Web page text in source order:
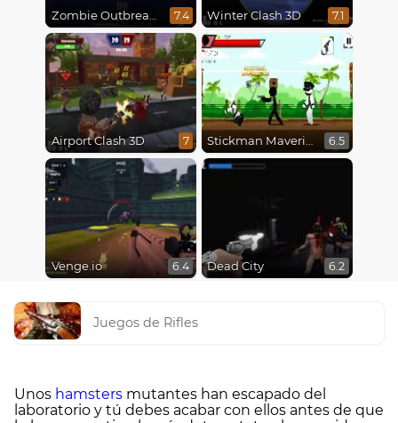
Zombie Outbreak Arena 7.4 Winter Clash 3D 7.1
Airport Clash 3D 7 Stickman Maverick: Bad Boys Killer 6.5
Venge.io 6.4 Dead City 6.2
Juegos de Rifles
Unos hamsters mutantes han escapado del
laboratorio y tú debes acabar con ellos antes de que